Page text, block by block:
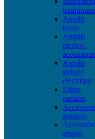
Amplis
basse
Amplis
electro-
Amplis
guitare
electrique
Effets
pedales
guitares
amplis